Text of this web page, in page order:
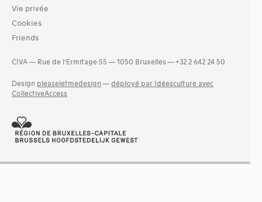
Vie privée
Cookies
Friends
CIVA — Rue de l’Ermitage 55 — 1050 Bruxelles — +32 2 642 24 50
Design pleaseletmedesign — déployé par Idéesculture avec
CollectiveAccess